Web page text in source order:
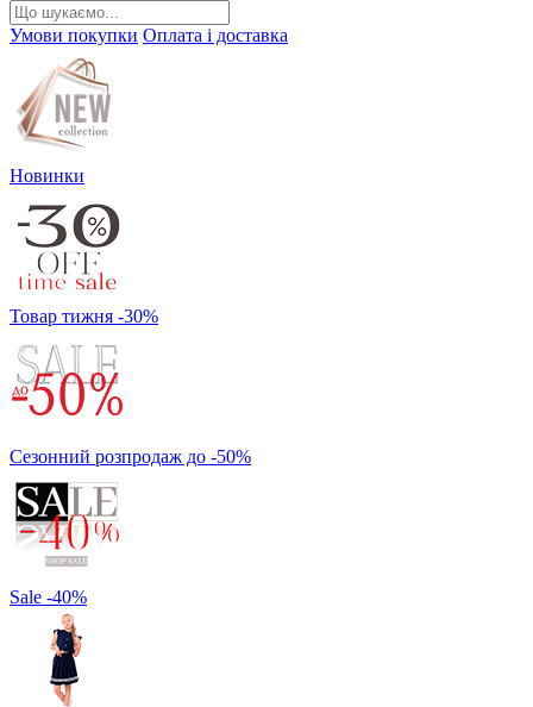
Умови покупки Оплата і доставка
Новинки
Товар тижня -30%
Сезонний розпродаж до -50%
Sale -40%